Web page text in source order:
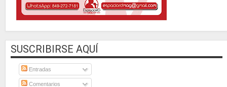
SUSCRIBIRSE AQUÍ
Entradas
Comentarios